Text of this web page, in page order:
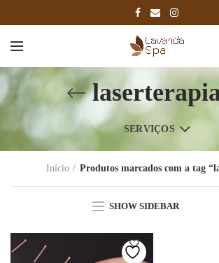
SERVIÇOS
Início Produtos marcados com a tag
SHOW SIDEBAR